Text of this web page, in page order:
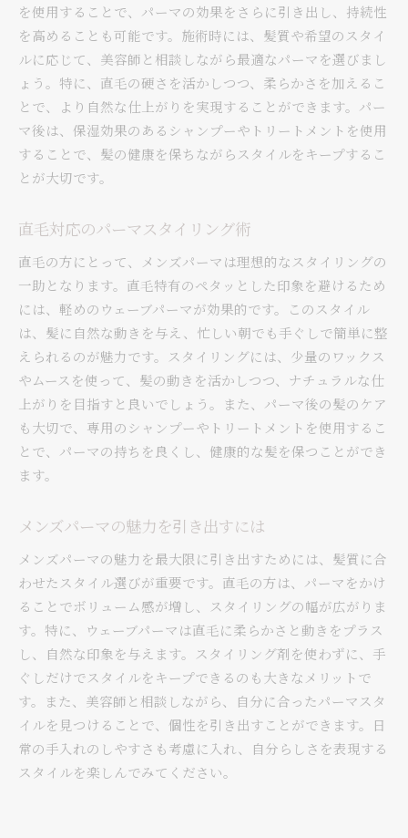
メンズパーマが直毛をサポート
直毛におすすめのパーマスタイル
メンズパーマで直毛を変身
メンズパーマで直毛の悩みを解決
直毛に最適なメンズパーマ提案
メンズパーマで直毛を克服
直毛の悩みをパーマで解消
メンズパーマが直毛をサポート
を使用することで、パーマの効果をさらに引き出し、持続性
を高めることも可能です。施術時には、髪質や希望のスタイ
ルに応じて、美容師と相談しながら最適なパーマを選びまし
ょう。特に、直毛の硬さを活かしつつ、柔らかさを加えるこ
とで、より自然な仕上がりを実現することができます。パー
マ後は、保湿効果のあるシャンプーやトリートメントを使用
することで、髪の健康を保ちながらスタイルをキープするこ
とが大切です。
直毛対応のパーマスタイリング術
直毛の方にとって、メンズパーマは理想的なスタイリングの
一助となります。直毛特有のペタッとした印象を避けるため
には、軽めのウェーブパーマが効果的です。このスタイル
は、髪に自然な動きを与え、忙しい朝でも手ぐしで簡単に整
えられるのが魅力です。スタイリングには、少量のワックス
やムースを使って、髪の動きを活かしつつ、ナチュラルな仕
上がりを目指すと良いでしょう。また、パーマ後の髪のケア
も大切で、専用のシャンプーやトリートメントを使用するこ
とで、パーマの持ちを良くし、健康的な髪を保つことができ
ます。
メンズパーマの魅力を引き出すには
メンズパーマの魅力を最大限に引き出すためには、髪質に合
わせたスタイル選びが重要です。直毛の方は、パーマをかけ
ることでボリューム感が増し、スタイリングの幅が広がりま
す。特に、ウェーブパーマは直毛に柔らかさと動きをプラス
し、自然な印象を与えます。スタイリング剤を使わずに、手
ぐしだけでスタイルをキープできるのも大きなメリットで
す。また、美容師と相談しながら、自分に合ったパーマスタ
イルを見つけることで、個性を引き出すことができます。日
常の手入れのしやすさも考慮に入れ、自分らしさを表現する
スタイルを楽しんでみてください。